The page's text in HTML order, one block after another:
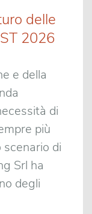
delle
2026
e della
di
più
scenario di
Srl ha
degli